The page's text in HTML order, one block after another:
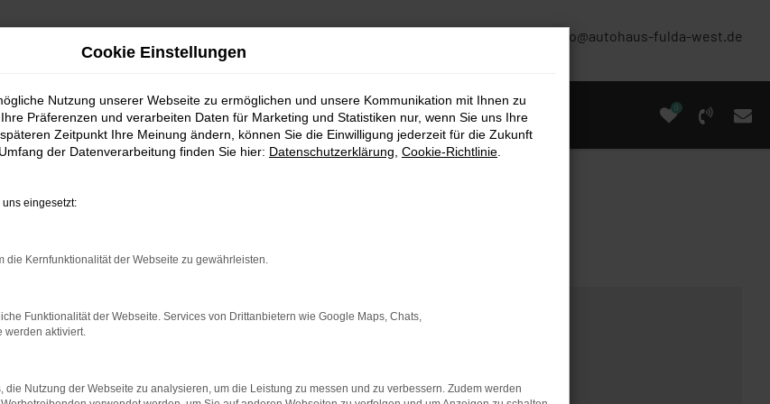
info@autohaus-fulda-west.de
0
Cookie Einstellungen
Nutzung unserer Webseite zu ermöglichen und unsere Kommunikation mit Ihnen zu
Präferenzen und verarbeiten Daten für Marketing und Statistiken nur, wenn Sie uns Ihre
Zeitpunkt Ihre Meinung ändern, können Sie die Einwilligung jederzeit für die Zukunft
der Datenverarbeitung finden Sie hier: Datenschutzerklärung Cookie-Richtlinie
eingesetzt:
die Kernfunktionalität der Webseite zu gewährleisten.
Funktionalität der Webseite. Services von Drittanbietern wie Google Maps, Chats,
werden aktiviert.
die Nutzung der Webseite zu analysieren, um die Leistung zu messen und zu verbessern. Zudem werden